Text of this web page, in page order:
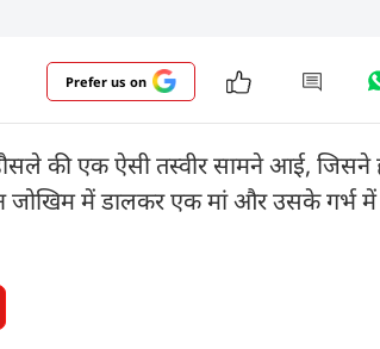
Prefer us on
की एक ऐसी तस्वीर सामने आई, जिसने
जोखिम में डालकर एक मां और उसके गर्भ